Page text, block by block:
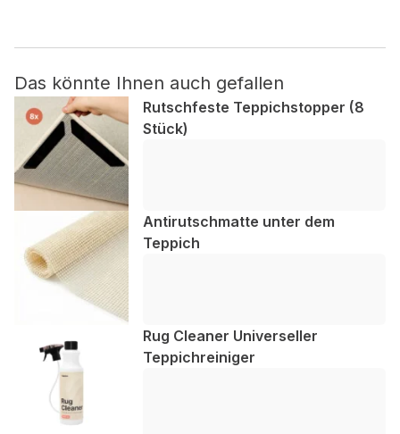
Das könnte Ihnen auch gefallen
Rutschfeste Teppichstopper (8
Stück)
Antirutschmatte unter dem
Teppich
Rug Cleaner Universeller
Teppichreiniger
Nicht kategorisiert.
Andere nicht kategorisierte Cookies sind solche, die
analysiert werden und noch keiner Kategorie zugeordnet
wurden.
Meine Einstellungen speichern
Alle akzeptieren